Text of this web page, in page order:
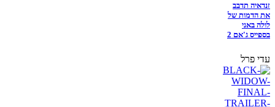
זנדאיה תדבב
את הדמות של
לולה באני
בספייס ג'אם 2
עדי פרל